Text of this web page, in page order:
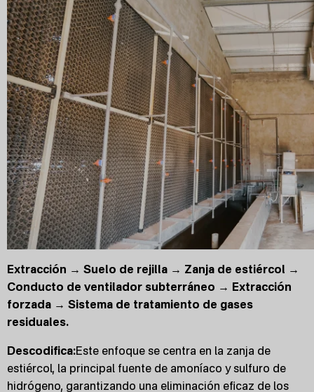
Extracción → Suelo de rejilla → Zanja de estiércol →
Conducto de ventilador subterráneo → Extracción
forzada → Sistema de tratamiento de gases
residuales.
Descodifica:Este enfoque se centra en la zanja de
estiércol, la principal fuente de amoníaco y sulfuro de
hidrógeno, garantizando una eliminación eficaz de los